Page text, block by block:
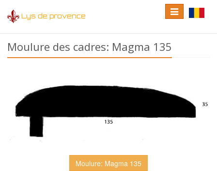
Lys de provence
language
Toggle
navigation
Moulure des cadres: Magma 135
Moulure: Magma 135